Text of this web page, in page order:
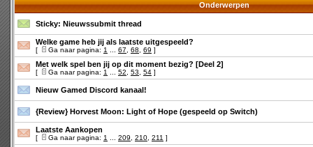
Onderwerpen
Sticky: Nieuwssubmit thread
Welke game heb jij als laatste uitgespeeld?
[ Ga naar pagina: 1 67 68 69 ]
Met welk spel ben jij op dit moment bezig? [Deel 2]
[ Ga naar pagina: 1 52 53 54 ]
Nieuw Gamed Discord kanaal!
{Review} Horvest Moon: Light of Hope (gespeeld op Switch)
Laatste Aankopen
[ Ga naar pagina: 1 209 210 211 ]